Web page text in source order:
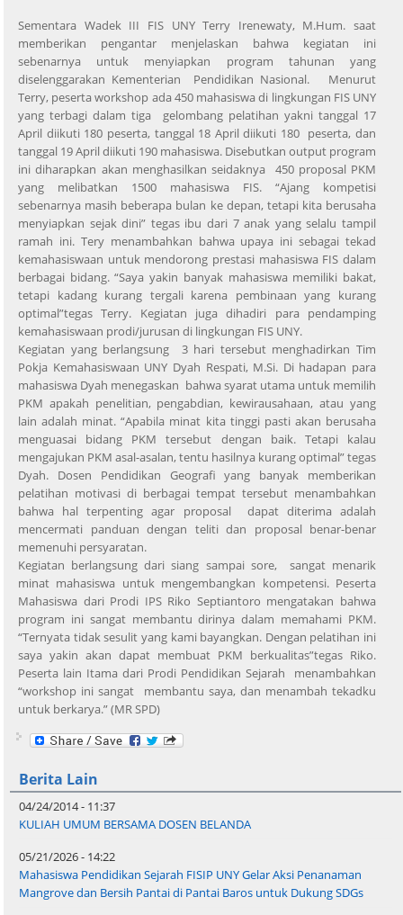
Sementara Wadek III FIS UNY Terry Irenewaty, M.Hum. saat
memberikan pengantar menjelaskan bahwa kegiatan ini
sebenarnya untuk menyiapkan program tahunan yang
diselenggarakan Kementerian Pendidikan Nasional. Menurut
Terry, peserta workshop ada 450 mahasiswa di lingkungan FIS UNY
yang terbagi dalam tiga gelombang pelatihan yakni tanggal 17
April diikuti 180 peserta, tanggal 18 April diikuti 180 peserta, dan
tanggal 19 April diikuti 190 mahasiswa. Disebutkan output program
ini diharapkan akan menghasilkan seidaknya 450 proposal PKM
yang melibatkan 1500 mahasiswa FIS. “Ajang kompetisi
sebenarnya masih beberapa bulan ke depan, tetapi kita berusaha
menyiapkan sejak dini” tegas ibu dari 7 anak yang selalu tampil
ramah ini. Tery menambahkan bahwa upaya ini sebagai tekad
kemahasiswaan untuk mendorong prestasi mahasiswa FIS dalam
berbagai bidang. “Saya yakin banyak mahasiswa memiliki bakat,
tetapi kadang kurang tergali karena pembinaan yang kurang
optimal”tegas Terry. Kegiatan juga dihadiri para pendamping
kemahasiswaan prodi/jurusan di lingkungan FIS UNY.
Kegiatan yang berlangsung 3 hari tersebut menghadirkan Tim
Pokja Kemahasiswaan UNY Dyah Respati, M.Si. Di hadapan para
mahasiswa Dyah menegaskan bahwa syarat utama untuk memilih
PKM apakah penelitian, pengabdian, kewirausahaan, atau yang
lain adalah minat. “Apabila minat kita tinggi pasti akan berusaha
menguasai bidang PKM tersebut dengan baik. Tetapi kalau
mengajukan PKM asal-asalan, tentu hasilnya kurang optimal” tegas
Dyah. Dosen Pendidikan Geografi yang banyak memberikan
pelatihan motivasi di berbagai tempat tersebut menambahkan
bahwa hal terpenting agar proposal dapat diterima adalah
mencermati panduan dengan teliti dan proposal benar-benar
memenuhi persyaratan.
Kegiatan berlangsung dari siang sampai sore, sangat menarik
minat mahasiswa untuk mengembangkan kompetensi. Peserta
Mahasiswa dari Prodi IPS Riko Septiantoro mengatakan bahwa
program ini sangat membantu dirinya dalam memahami PKM.
“Ternyata tidak sesulit yang kami bayangkan. Dengan pelatihan ini
saya yakin akan dapat membuat PKM berkualitas”tegas Riko.
Peserta lain Itama dari Prodi Pendidikan Sejarah menambahkan
“workshop ini sangat membantu saya, dan menambah tekadku
untuk berkarya.” (MR SPD)
Berita Lain
04/24/2014 - 11:37
KULIAH UMUM BERSAMA DOSEN BELANDA
05/21/2026 - 14:22
Mahasiswa Pendidikan Sejarah FISIP UNY Gelar Aksi Penanaman
Mangrove dan Bersih Pantai di Pantai Baros untuk Dukung SDGs